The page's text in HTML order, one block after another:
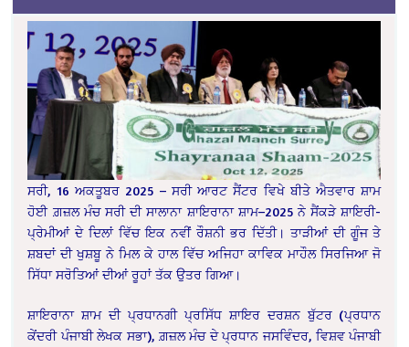
ਸਰੀ, 16 ਅਕਤੂਬਰ 2025 – ਸਰੀ ਆਰਟ ਸੈਂਟਰ ਵਿਖੇ ਬੀਤੇ ਐਤਵਾਰ ਸ਼ਾਮ
ਹੋਈ ਗ਼ਜ਼ਲ ਮੰਚ ਸਰੀ ਦੀ ਸਾਲਾਨਾ ਸ਼ਾਇਰਾਨਾ ਸ਼ਾਮ–2025 ਨੇ ਸੈਂਕੜੇ ਸ਼ਾਇਰੀ-
ਪ੍ਰੇਮੀਆਂ ਦੇ ਦਿਲਾਂ ਵਿੱਚ ਇਕ ਨਵੀਂ ਰੌਸ਼ਨੀ ਭਰ ਦਿੱਤੀ। ਤਾੜੀਆਂ ਦੀ ਗੂੰਜ ਤੇ
ਸ਼ਬਦਾਂ ਦੀ ਖੁਸ਼ਬੂ ਨੇ ਮਿਲ ਕੇ ਹਾਲ ਵਿੱਚ ਅਜਿਹਾ ਕਾਵਿਕ ਮਾਹੌਲ ਸਿਰਜਿਆ ਜੋ
ਸਿੱਧਾ ਸਰੋਤਿਆਂ ਦੀਆਂ ਰੂਹਾਂ ਤੱਕ ਉਤਰ ਗਿਆ।
ਸ਼ਾਇਰਾਨਾ ਸ਼ਾਮ ਦੀ ਪ੍ਰਧਾਨਗੀ ਪ੍ਰਸਿੱਧ ਸ਼ਾਇਰ ਦਰਸ਼ਨ ਬੁੱਟਰ (ਪ੍ਰਧਾਨ
ਕੇਂਦਰੀ ਪੰਜਾਬੀ ਲੇਖਕ ਸਭਾ), ਗ਼ਜ਼ਲ ਮੰਚ ਦੇ ਪ੍ਰਧਾਨ ਜਸਵਿੰਦਰ, ਵਿਸ਼ਵ ਪੰਜਾਬੀ